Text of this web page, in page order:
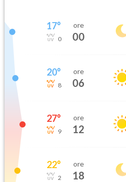
17°
0
ore
00
20°
8
ore
06
27°
9
ore
12
22°
2
ore
18